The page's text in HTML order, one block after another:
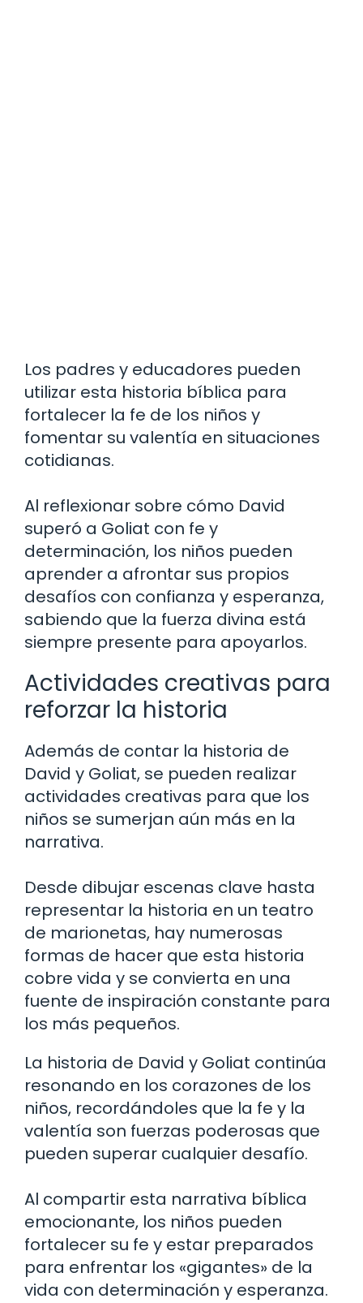
Los padres y educadores pueden
utilizar esta historia bíblica para
fortalecer la fe de los niños y
fomentar su valentía en situaciones
cotidianas.
Al reflexionar sobre cómo David
superó a Goliat con fe y
determinación, los niños pueden
aprender a afrontar sus propios
desafíos con confianza y esperanza,
sabiendo que la fuerza divina está
siempre presente para apoyarlos.
Actividades creativas para
reforzar la historia
Además de contar la historia de
David y Goliat, se pueden realizar
actividades creativas para que los
niños se sumerjan aún más en la
narrativa.
Desde dibujar escenas clave hasta
representar la historia en un teatro
de marionetas, hay numerosas
formas de hacer que esta historia
cobre vida y se convierta en una
fuente de inspiración constante para
los más pequeños.
La historia de David y Goliat continúa
resonando en los corazones de los
niños, recordándoles que la fe y la
valentía son fuerzas poderosas que
pueden superar cualquier desafío.
Al compartir esta narrativa bíblica
emocionante, los niños pueden
fortalecer su fe y estar preparados
para enfrentar los «gigantes» de la
vida con determinación y esperanza.